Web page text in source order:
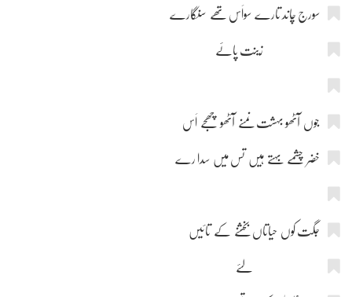
سورج چاند تارے سواَس تھے سنگارے
زینت پائے
جوں آٹھو بہشت نمنے آٹھو چھجے اَس
خضر چشمے بہتے ہیں تس میں سدا رے
جگت کوں حیاتاں بخشنے کے تائیں
لئے